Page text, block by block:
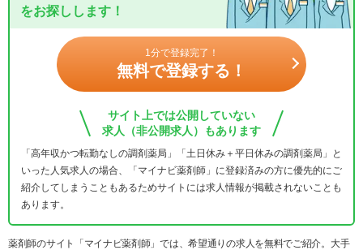
をお探しします！
1分で登録完了！
無料で登録する！
サイト上では公開していない
求人（非公開求人）もあります
「高年収かつ転勤なしの調剤薬局」「土日休み＋平日休みの調剤薬局」と
いった人気求人の場合、「マイナビ薬剤師」に登録済みの方に優先的にご
紹介してしまうこともあるためサイトには求人情報が掲載されないことも
あります。
薬剤師のサイト「マイナビ薬剤師」では、希望通りの求人を無料でご紹介。大手